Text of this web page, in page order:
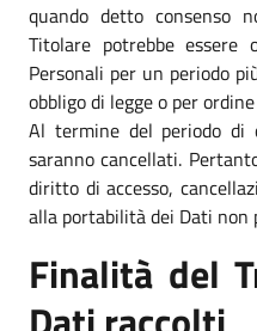
quando detto consenso
Titolare potrebbe essere
Personali per un periodo
obbligo di legge o per
Al termine del periodo di
saranno cancellati.
diritto di accesso,
alla portabilità dei Dati non
Finalità del